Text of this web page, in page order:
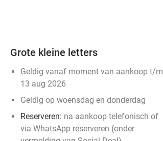
Grote kleine letters
Geldig vanaf moment van aankoop t/m
13 aug 2026
Geldig op woensdag en donderdag
Reserveren: na aankoop telefonisch of
via WhatsApp reserveren (onder